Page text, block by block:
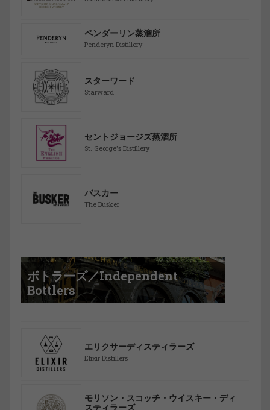
ペンダーリン蒸溜所
Penderyn Distillery
スターワード
Starward
セントジョージズ蒸溜所
St. George's Distillery
バスカー
The Busker
ボトラーズ／Independent
Bottlers
エリクサーディスティラーズ
Elixir Distillers
モリソン・スコッチ・ウイスキー・ディ
スティラーズ